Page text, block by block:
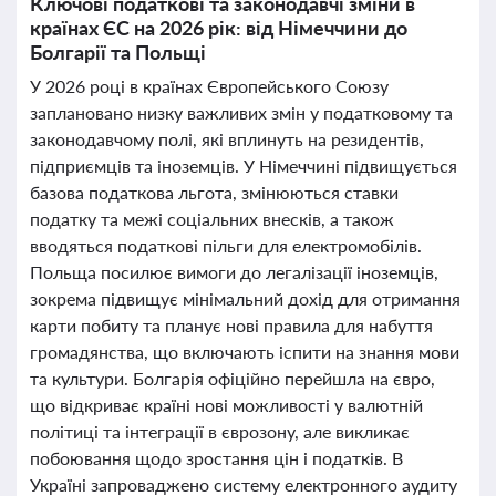
країнах ЄС на 2026 рік: від Німеччини до
Болгарії та Польщі
У 2026 році в країнах Європейського Союзу
заплановано низку важливих змін у податковому та
законодавчому полі, які вплинуть на резидентів,
підприємців та іноземців. У Німеччині підвищується
базова податкова льгота, змінюються ставки
податку та межі соціальних внесків, а також
вводяться податкові пільги для електромобілів.
Польща посилює вимоги до легалізації іноземців,
зокрема підвищує мінімальний дохід для отримання
карти побиту та планує нові правила для набуття
громадянства, що включають іспити на знання мови
та культури. Болгарія офіційно перейшла на євро,
що відкриває країні нові можливості у валютній
політиці та інтеграції в єврозону, але викликає
побоювання щодо зростання цін і податків. В
Україні запроваджено систему електронного аудиту